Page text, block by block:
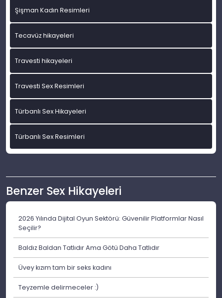
Şişman Kadın Resimleri
Tecavüz hikayeleri
Travesti hikayeleri
Travesti Sex Resimleri
Türbanlı Sex Hikayeleri
Türbanlı Sex Resimleri
Benzer Sex Hikayeleri
2026 Yılında Dijital Oyun Sektörü: Güvenilir Platformlar Nasıl
Seçilir?
Baldız Baldan Tatlıdır Ama Götü Daha Tatlıdır
Üvey kızım tam bir seks kadını
Teyzemle delirmeceler :)